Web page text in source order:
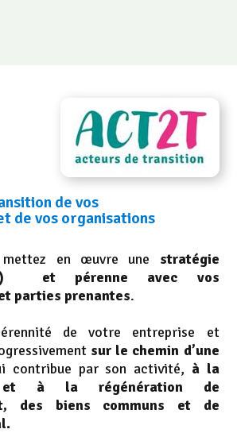
ACCOMPAGNATEUR
DE TRANSITION
de vos
de vos organisations
en œuvre une stratégie
et pérenne avec vos
parties prenantes.
de votre entreprise et
sur le chemin d’une
contribue par son activité, à la
et à la régénération de
des biens communs et de